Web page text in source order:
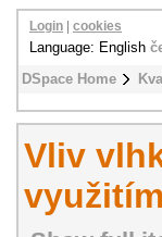
DSpace Home
Login cookies
Language: English
Vliv